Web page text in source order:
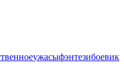
ужасыфэнтезибоевик